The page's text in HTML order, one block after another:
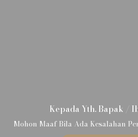
Kepada Yth. Bapak /
Mohon Maaf Bila Ada Kesalahan
The Wedding
Leni &